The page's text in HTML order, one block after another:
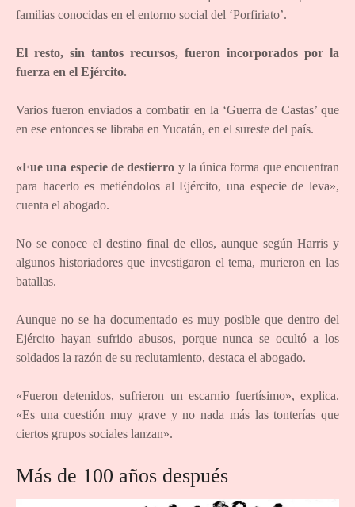
familias conocidas en el entorno social del ‘Porfiriato’.
El resto, sin tantos recursos, fueron incorporados por la
fuerza en el Ejército.
Varios fueron enviados a combatir en la ‘Guerra de Castas’ que
en ese entonces se libraba en Yucatán, en el sureste del país.
«Fue una especie de destierro y la única forma que encuentran
para hacerlo es metiéndolos al Ejército, una especie de leva»,
cuenta el abogado.
No se conoce el destino final de ellos, aunque según Harris y
algunos historiadores que investigaron el tema, murieron en las
batallas.
Aunque no se ha documentado es muy posible que dentro del
Ejército hayan sufrido abusos, porque nunca se ocultó a los
soldados la razón de su reclutamiento, destaca el abogado.
«Fueron detenidos, sufrieron un escarnio fuertísimo», explica.
«Es una cuestión muy grave y no nada más las tonterías que
ciertos grupos sociales lanzan».
Más de 100 años después